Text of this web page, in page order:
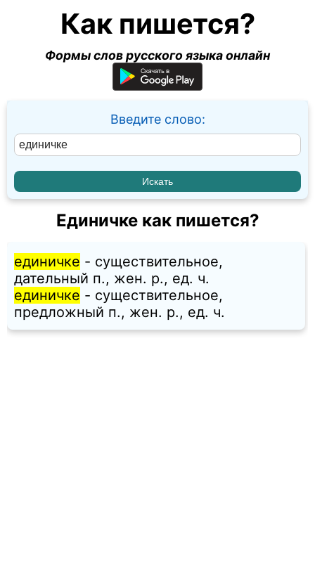
Как пишется?
Формы слов русского языка онлайн
Введите слово:
Единичке как пишется?
единичке - существительное,
дательный п., жен. p., ед. ч.
единичке - существительное,
предложный п., жен. p., ед. ч.